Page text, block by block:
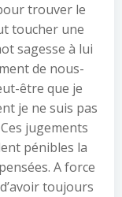
trouver le
toucher une
sagesse à lui
de nous-
être que je
je ne suis pas
jugements
pénibles la
A force
toujours